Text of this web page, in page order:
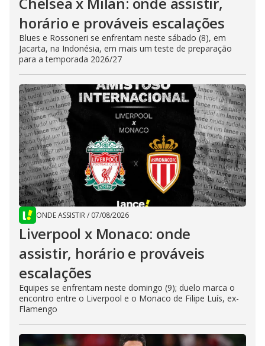
horário e prováveis escalações
Blues e Rossoneri se enfrentam neste sábado (8), em
Jacarta, na Indonésia, em mais um teste de preparação
para a temporada 2026/27
ONDE ASSISTIR/ 07/08/2026
Liverpool x Monaco: onde
assistir, horário e prováveis
escalações
Equipes se enfrentam neste domingo (9); duelo marca o
encontro entre o Liverpool e o Monaco de Filipe Luís, ex-
Flamengo